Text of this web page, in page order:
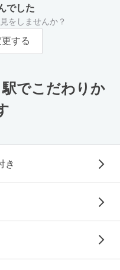
でした
をしませんか？
する
でこだわりか
き